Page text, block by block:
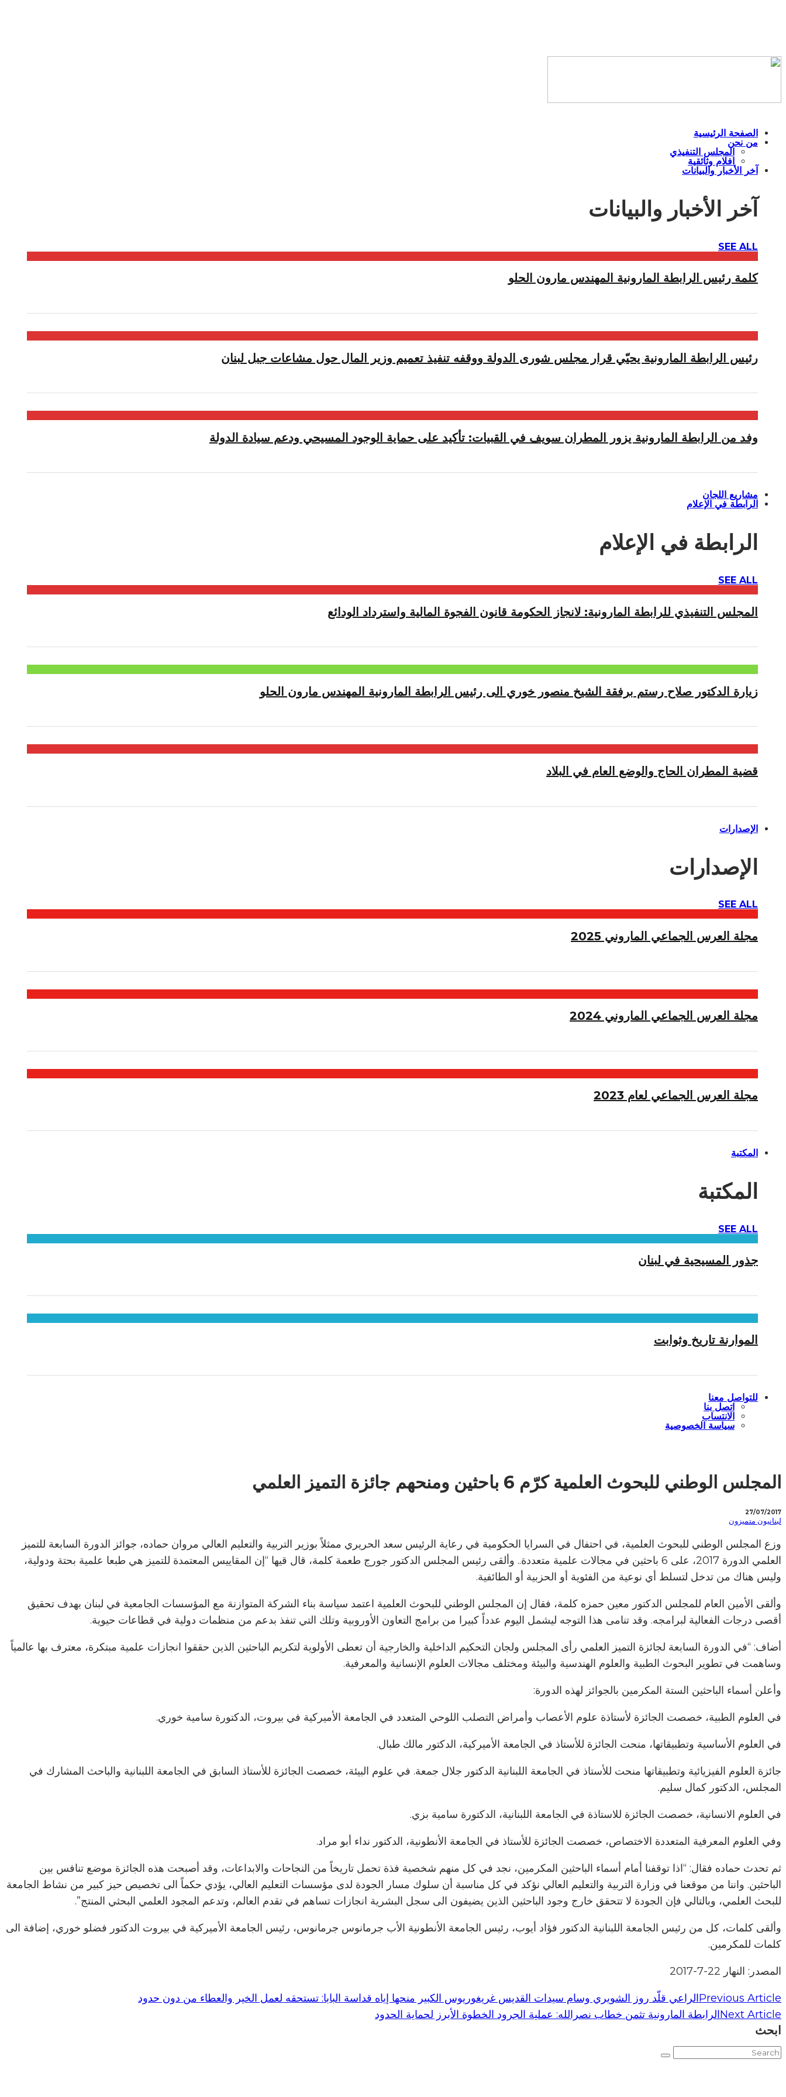
الصفحة الرئيسية
من نحن
المجلس التنفيذي
افلام وثائقية
آخر الأخبار والبيانات
آخر الأخبار والبيانات
SEE ALL
كلمة رئيس الرابطة المارونية المهندس مارون الحلو
رئيس الرابطة المارونية يحيّي قرار مجلس شورى الدولة ووقفه تنفيذ تعميم وزير المال حول مشاعات جبل لبنان
وفد من الرابطة المارونية يزور المطران سويف في القبيات: تأكيد على حماية الوجود المسيحي ودعم سيادة الدولة
مشاريع اللجان
الرابطة في الإعلام
الرابطة في الإعلام
SEE ALL
المجلس التنفيذي للرابطة المارونية: لانجاز الحكومة قانون الفجوة المالية واسترداد الودائع
زيارة الدكتور صلاح رستم برفقة الشيخ منصور خوري الى رئيس الرابطة المارونية المهندس مارون الحلو
قضية المطران الحاج والوضع العام في البلاد
الإصدارات
الإصدارات
SEE ALL
مجلة العرس الجماعي الماروني 2025
مجلة العرس الجماعي الماروني 2024
مجلة العرس الجماعي لعام 2023
المكتبة
المكتبة
SEE ALL
جذور المسيحية في لبنان
الموارنة تاريخ وثوابت
للتواصل معنا
اتصل بنا
الانتساب
سياسة الخصوصية
المجلس الوطني للبحوث العلمية كرّم 6 باحثين ومنحهم جائزة التميز العلمي
27/07/2017
لبنانيون متميزون
وزع المجلس الوطني للبحوث العلمية، في احتفال في السرايا الحكومية في رعاية الرئيس سعد الحريري ممثلاً بوزير التربية والتعليم العالي مروان حماده، جوائز الدورة السابعة للتميز
العلمي الدورة 2017، على 6 باحثين في مجالات علمية متعددة.. وألقى رئيس المجلس الدكتور جورج طعمة كلمة، قال قيها “إن المقاييس المعتمدة للتميز هي طبعا علمية بحتة ودولية،
وليس هناك من تدخل لتسلط أي نوعية من الفئوية أو الحزبية أو الطائفية.
وألقى الأمين العام للمجلس الدكتور معين حمزه كلمة، فقال إن المجلس الوطني للبحوث العلمية اعتمد سياسة بناء الشركة المتوازنة مع المؤسسات الجامعية في لبنان بهدف تحقيق
أقصى درجات الفعالية لبرامجه. وقد تنامى هذا التوجه ليشمل اليوم عدداً كبيرا من برامج التعاون الأوروبية وتلك التي تنفذ بدعم من منظمات دولية في قطاعات حيوية.
أضاف: “في الدورة السابعة لجائزة التميز العلمي رأى المجلس ولجان التحكيم الداخلية والخارجية أن تعطى الأولوية لتكريم الباحثين الذين حققوا انجازات علمية مبتكرة، معترف بها عالمياً
وساهمت في تطوير البحوث الطبية والعلوم الهندسية والبيئة ومختلف مجالات العلوم الإنسانية والمعرفية.
وأعلن أسماء الباحثين الستة المكرمين بالجوائز لهذه الدورة:
في العلوم الطبية، خصصت الجائزة لأستاذة علوم الأعصاب وأمراض التصلب اللوحي المتعدد في الجامعة الأميركية في بيروت، الدكتورة سامية خوري.
في العلوم الأساسية وتطبيقاتها، منحت الجائزة للأستاذ في الجامعة الأميركية، الدكتور مالك طبال.
جائزة العلوم الفيزيائية وتطبيقاتها منحت للأستاذ في الجامعة اللبنانية الدكتور جلال جمعة. في علوم البيئة، خصصت الجائزة للأستاذ السابق في الجامعة اللبنانية والباحث المشارك في
المجلس، الدكتور كمال سليم.
في العلوم الانسانية، خصصت الجائزة للاستاذة في الجامعة اللبنانية، الدكتورة سامية بزي.
وفي العلوم المعرفية المتعددة الاختصاص، خصصت الجائزة للأستاذ في الجامعة الأنطونية، الدكتور نداء أبو مراد.
ثم تحدث حماده فقال: “اذا توقفنا أمام أسماء الباحثين المكرمين، نجد في كل منهم شخصية فذة تحمل تاريخاً من النجاحات والابداعات، وقد أصبحت هذه الجائزة موضع تنافس بين
الباحثين. واننا من موقعنا في وزارة التربية والتعليم العالي نؤكد في كل مناسبة أن سلوك مسار الجودة لدى مؤسسات التعليم العالي، يؤدي حكماً الى تخصيص حيز كبير من نشاط الجامعة
للبحث العلمي، وبالتالي فإن الجودة لا تتحقق خارج وجود الباحثين الذين يضيفون الى سجل البشرية انجازات تساهم في تقدم العالم، وتدعم المجود العلمي البحثي المنتج”.
وألقى كلمات، كل من رئيس الجامعة اللبنانية الدكتور فؤاد أيوب، رئيس الجامعة الأنطونية الأب جرمانوس جرمانوس، رئيس الجامعة الأميركية في بيروت الدكتور فضلو خوري، إضافة الى
كلمات للمكرمين.
المصدر: النهار 22-7-2017
Previous Articleالراعي قلّد روز الشويري وسام سيدات القديس غريغوريوس الكبير منحها إياه قداسة البابا: تستحقه لعمل الخير والعطاء من دون حدود
Next Articleالرابطة المارونية تثمن خطاب نصرالله: عملية الجرود الخطوة الأبرز لحماية الحدود
ابحث